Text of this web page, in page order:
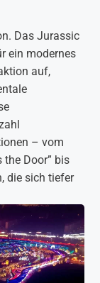
Das Jurassic
ein modernes
auf,
– vom
the Door” bis
die sich tiefer